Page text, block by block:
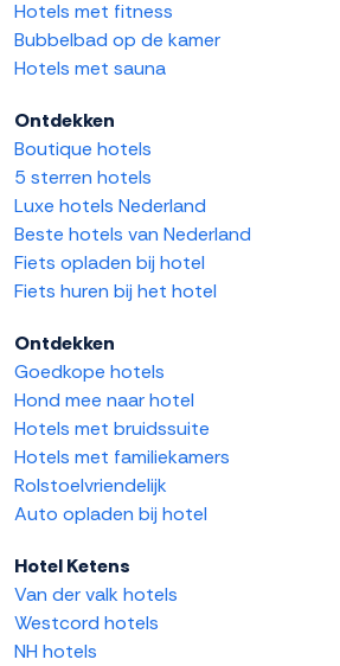
Hotels met fitness
Bubbelbad op de kamer
Hotels met sauna
Ontdekken
Boutique hotels
5 sterren hotels
Luxe hotels Nederland
Beste hotels van Nederland
Fiets opladen bij hotel
Fiets huren bij het hotel
Ontdekken
Goedkope hotels
Hond mee naar hotel
Hotels met bruidssuite
Hotels met familiekamers
Rolstoelvriendelijk
Auto opladen bij hotel
Hotel Ketens
Van der valk hotels
Westcord hotels
NH hotels